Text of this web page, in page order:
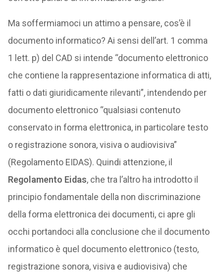
Ma soffermiamoci un attimo a pensare, cos’è il
documento informatico? Ai sensi dell’art. 1 comma
1 lett. p) del CAD si intende “documento elettronico
che contiene la rappresentazione informatica di atti,
fatti o dati giuridicamente rilevanti”, intendendo per
documento elettronico “qualsiasi contenuto
conservato in forma elettronica, in particolare testo
o registrazione sonora, visiva o audiovisiva”
(Regolamento EIDAS). Quindi attenzione, il
Regolamento Eidas, che tra l’altro ha introdotto il
principio fondamentale della non discriminazione
della forma elettronica dei documenti, ci apre gli
occhi portandoci alla conclusione che il documento
informatico è quel documento elettronico (testo,
registrazione sonora, visiva e audiovisiva) che